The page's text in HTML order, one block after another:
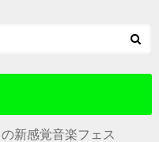
新感覚音楽フェス